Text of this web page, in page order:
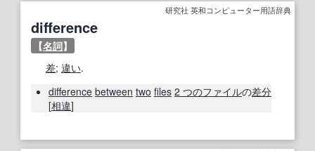
研究社 英和コンピューター用語辞典
difference
【名詞】
差; 違い.
difference between two files 2 つのファイルの差分
[相違]